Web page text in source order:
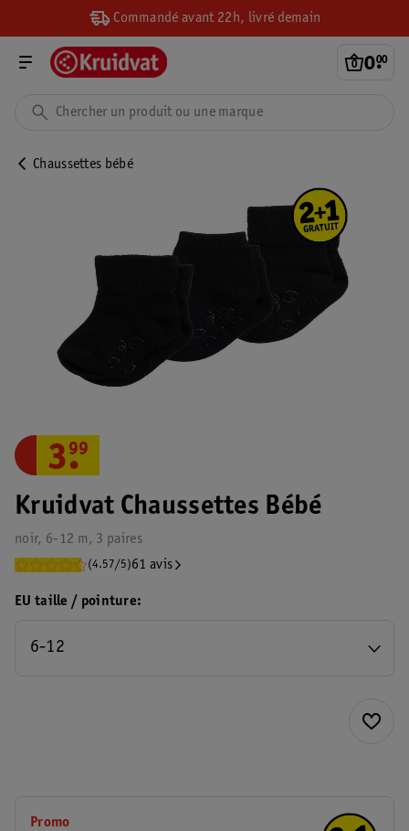
Commandé avant 22h, livré demain
0.
00
Chaussettes bébé
Kruidvat Chaussettes Bébé
noir, 6-12 m, 3 paires
(4.57/5)61 avis
3.
99
EU taille / pointure
6-12
Promo